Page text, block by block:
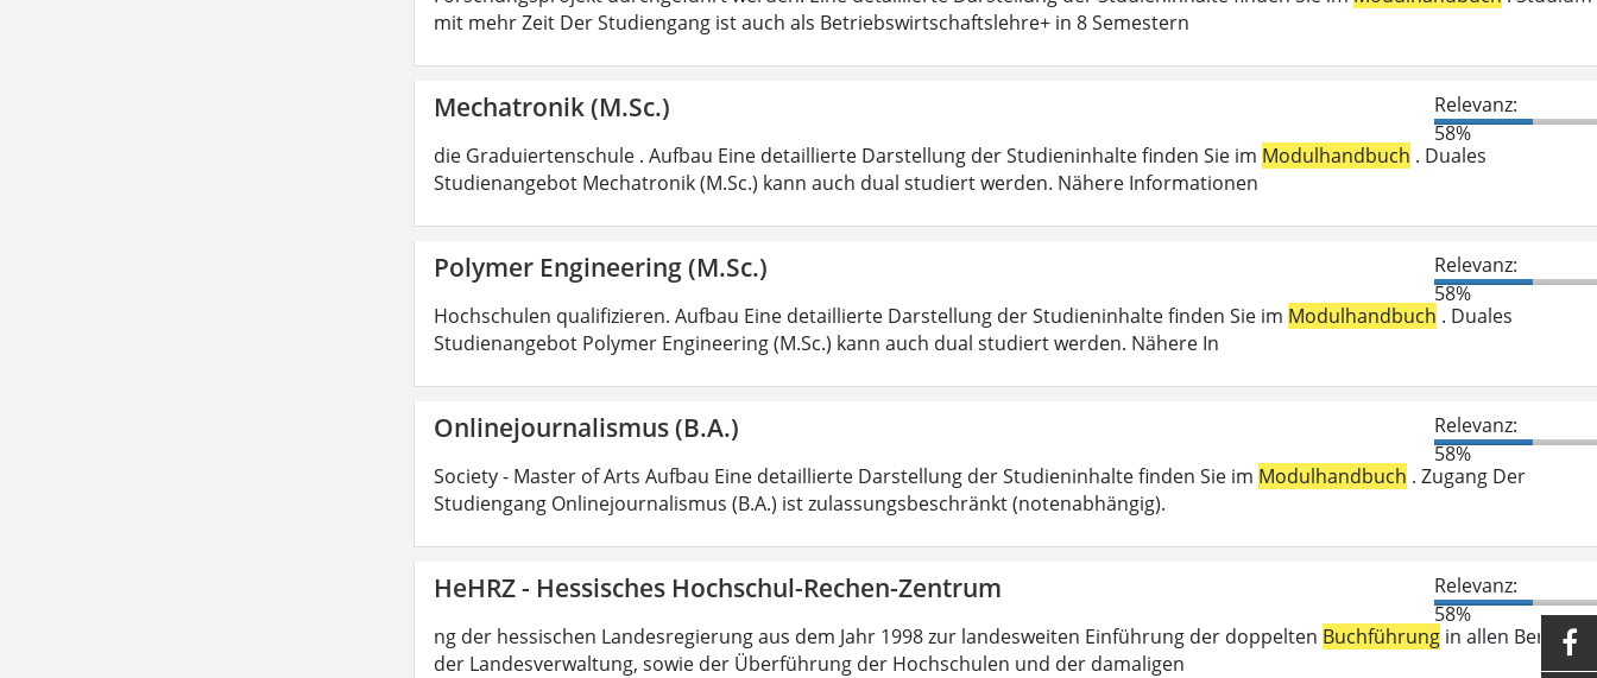
mit mehr Zeit Der Studiengang ist auch als Betriebswirtschaftslehre+ in 8 Semestern
Mechatronik (M.Sc.)
Relevanz:
58%
die Graduiertenschule . Aufbau Eine detaillierte Darstellung der Studieninhalte finden Sie im Modulhandbuch . Duales
Studienangebot Mechatronik (M.Sc.) kann auch dual studiert werden. Nähere Informationen
Polymer Engineering (M.Sc.)
Relevanz:
58%
Hochschulen qualifizieren. Aufbau Eine detaillierte Darstellung der Studieninhalte finden Sie im Modulhandbuch . Duales
Studienangebot Polymer Engineering (M.Sc.) kann auch dual studiert werden. Nähere In
Onlinejournalismus (B.A.)
Relevanz:
58%
Society - Master of Arts Aufbau Eine detaillierte Darstellung der Studieninhalte finden Sie im Modulhandbuch . Zugang Der
Studiengang Onlinejournalismus (B.A.) ist zulassungsbeschränkt (notenabhängig).
HeHRZ - Hessisches Hochschul-Rechen-Zentrum
Relevanz:
58%
ng der hessischen Landesregierung aus dem Jahr 1998 zur landesweiten Einführung der doppelten Buchführung in allen
der Landesverwaltung, sowie der Überführung der Hochschulen und der damaligen
